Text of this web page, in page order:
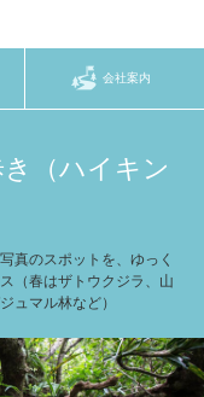
会社案内
き（ハイキン
真のスポットを、ゆっく
（春はザトウクジラ、山
ュマル林など）